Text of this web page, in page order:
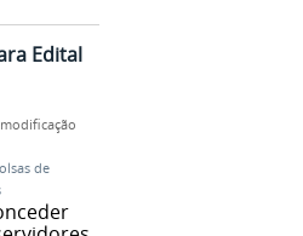
Edital
de